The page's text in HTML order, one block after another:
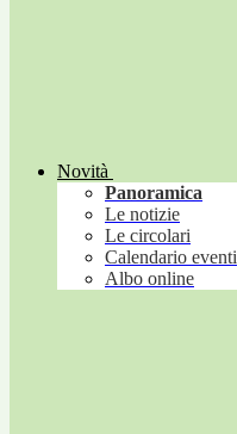
Novità
Panoramica
Le notizie
Le circolari
Calendario eventi
Albo online